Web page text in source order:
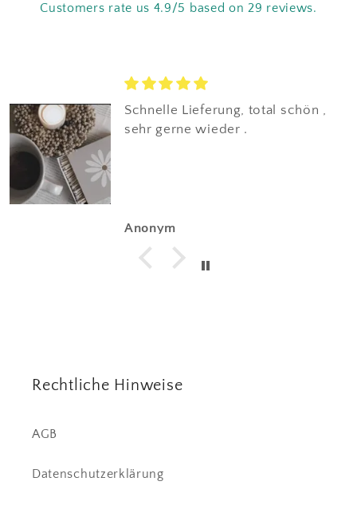
Customers rate us 4.9/5 based on 29 reviews.
Schnelle Lieferung, total schön ,
sehr gerne wieder .
Anonym
Rechtliche Hinweise
AGB
Datenschutzerklärung